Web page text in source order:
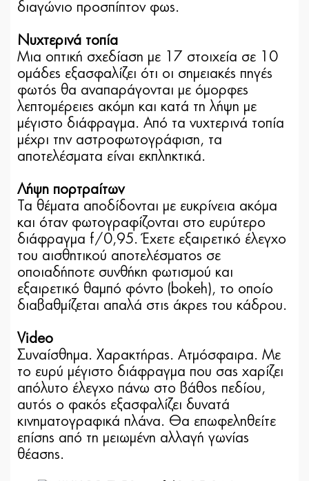
διαγώνιο προσπίπτον φως.
Νυχτερινά τοπία
Μια οπτική σχεδίαση με 17 στοιχεία σε 10
ομάδες εξασφαλίζει ότι οι σημειακές πηγές
φωτός θα αναπαράγονται με όμορφες
λεπτομέρειες ακόμη και κατά τη λήψη με
μέγιστο διάφραγμα. Από τα νυχτερινά τοπία
μέχρι την αστροφωτογράφιση, τα
αποτελέσματα είναι εκπληκτικά.
Λήψη πορτραίτων
Τα θέματα αποδίδονται με ευκρίνεια ακόμα
και όταν φωτογραφίζονται στο ευρύτερο
διάφραγμα f/0,95. Έχετε εξαιρετικό έλεγχο
του αισθητικού αποτελέσματος σε
οποιαδήποτε συνθήκη φωτισμού και
εξαιρετικό θαμπό φόντο (bokeh), το οποίο
διαβαθμίζεται απαλά στις άκρες του κάδρου.
Video
Συναίσθημα. Χαρακτήρας. Ατμόσφαιρα. Με
το ευρύ μέγιστο διάφραγμα που σας χαρίζει
απόλυτο έλεγχο πάνω στο βάθος πεδίου,
αυτός ο φακός εξασφαλίζει δυνατά
κινηματογραφικά πλάνα. Θα επωφεληθείτε
επίσης από τη μειωμένη αλλαγή γωνίας
θέασης.